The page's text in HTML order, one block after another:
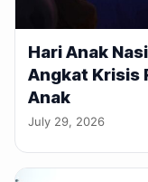
Hari Anak
Angkat Krisis
Anak
July 29, 2026